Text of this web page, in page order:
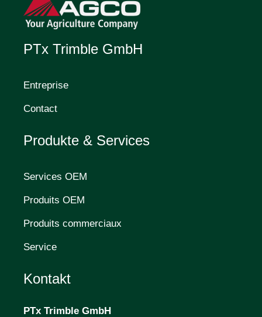
PTx Trimble GmbH
Entreprise
Contact
Produkte & Services
Services OEM
Produits OEM
Produits commerciaux
Service
Kontakt
PTx Trimble GmbH